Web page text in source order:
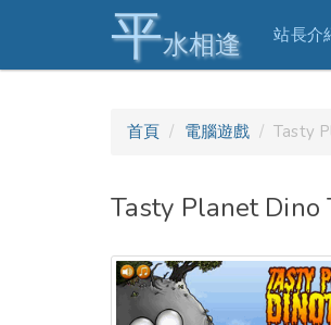
平水相逢 站長介
首頁 電腦遊戲 Tasty
Tasty Planet Dino